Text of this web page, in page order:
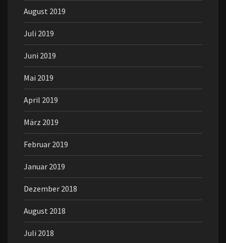
August 2019
Juli 2019
Juni 2019
Mai 2019
April 2019
März 2019
Februar 2019
Januar 2019
Dezember 2018
August 2018
Juli 2018